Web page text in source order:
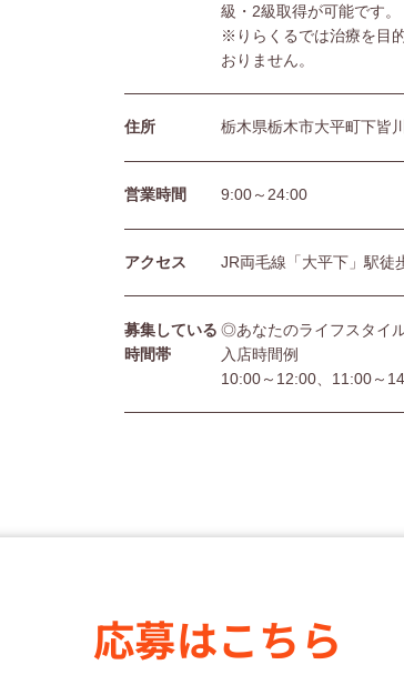
級・2級取得が可能です。
※りらくるでは治療を目
おりません。
住所 栃木県栃木市大平町下皆
営業時間 9:00～24:00
アクセス JR両毛線「大平下」駅徒
募集している
時間帯
◎あなたのライフスタイ
入店時間例
10:00～12:00、11:00～
応募はこちら